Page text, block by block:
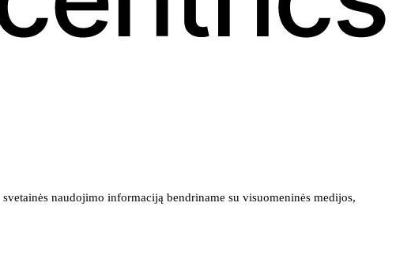
naudojimo informaciją bendriname su visuomeninės medijos,